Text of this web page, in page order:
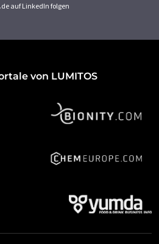
auf LinkedIn folgen
von LUMITOS